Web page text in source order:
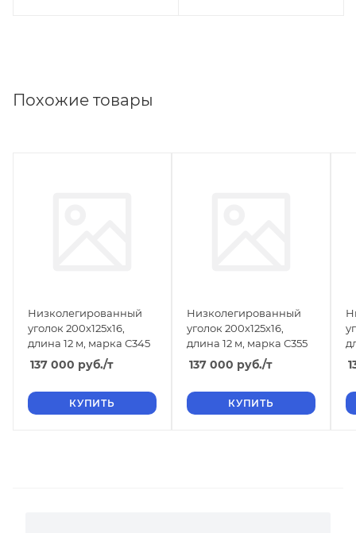
Похожие товары
Низколегированный
уголок 200х125х16,
длина 12 м, марка С345
137 000 руб./т
КУПИТЬ
Низколегированный
уголок 200х125х16,
длина 12 м, марка С355
137 000 руб./т
КУПИТЬ